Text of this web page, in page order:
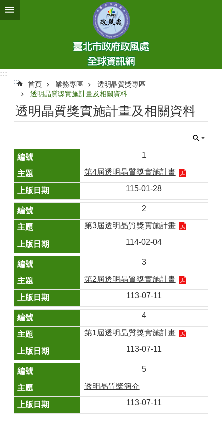
跳到主要內容區塊
:::
:::
首頁 業務專區
透明晶質獎專區
透明晶質獎實施計畫及相關資料
透明晶質獎實施計畫及相關資料
1
第4屆透明晶質獎實施計畫
115-01-28
2
第3屆透明晶質獎實施計畫
114-02-04
3
第2屆透明晶質獎實施計畫
113-07-11
4
第1屆透明晶質獎實施計畫
113-07-11
5
透明晶質獎簡介
113-07-11